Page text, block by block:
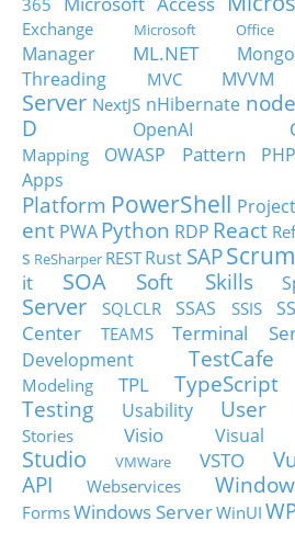
365
Exchange
Microsoft Office
Manager
ML.NET
Threading
MVC MVVM
Server NextJS nHibernate
D
OpenAI
Mapping
OWASP Pattern PHP
Apps
Platform PowerShell Project
ent PWA Python RDP React
s ReSharper RESTRust SAPScrum
it
SOA Soft Skills
Server
SQLCLR SSAS SSIS
Center
TEAMS Terminal
Development
TestCafe
Modeling
TPL TypeScript
Testing
Usability User
Stories
Visio Visual
Studio
VMWare VSTO
API
Webservices
FormsWindows ServerWinUI